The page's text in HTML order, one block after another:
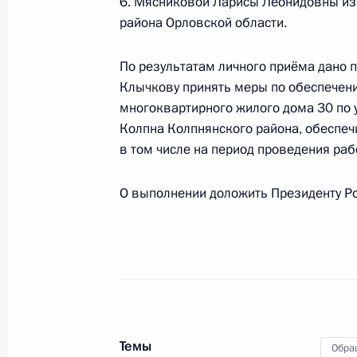
Продлён контроль исполнения
в режиме видео-конференц-связи
Президента Российской
Президента Российской
Российской Федерации по приёму
Российской Федерации
района Орловской области.
По результатам личного приёма дано
Клычкову принять меры по
многоквартирного жилого дома 30 по
Колпна Колпнянского района,
в том числе на период проведения
О выполнении доложить Президенту
Темы